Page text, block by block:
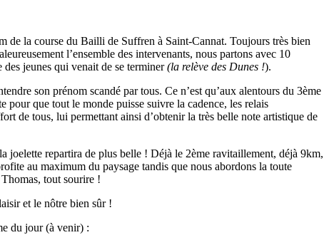
de la course du Bailli de Suffren à Saint-Cannat. Toujours très bien
l’ensemble des intervenants, nous partons avec 10
des jeunes qui venait de se terminer(la relève des Dunes !).
son prénom scandé par tous. Ce n’est qu’aux alentours du 3ème
pour que tout le monde puisse suivre la cadence, les relais
de tous, lui permettant ainsi d’obtenir la très belle note artistique de
joelette repartira de plus belle ! Déjà le 2ème ravitaillement, déjà 9km,
au maximum du paysage tandis que nous abordons la toute
tout sourire !
et le nôtre bien sûr !
du jour (à venir) :